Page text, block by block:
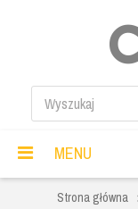
MENU
Strona główna